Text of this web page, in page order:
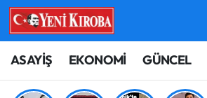
ASAYİŞ EKONOMİ GÜNCEL
ASAYİŞ
BİLİM-TEKNOLOJİ
Aydın Nöbetçi Eczaneler
Aydın Hava Durumu